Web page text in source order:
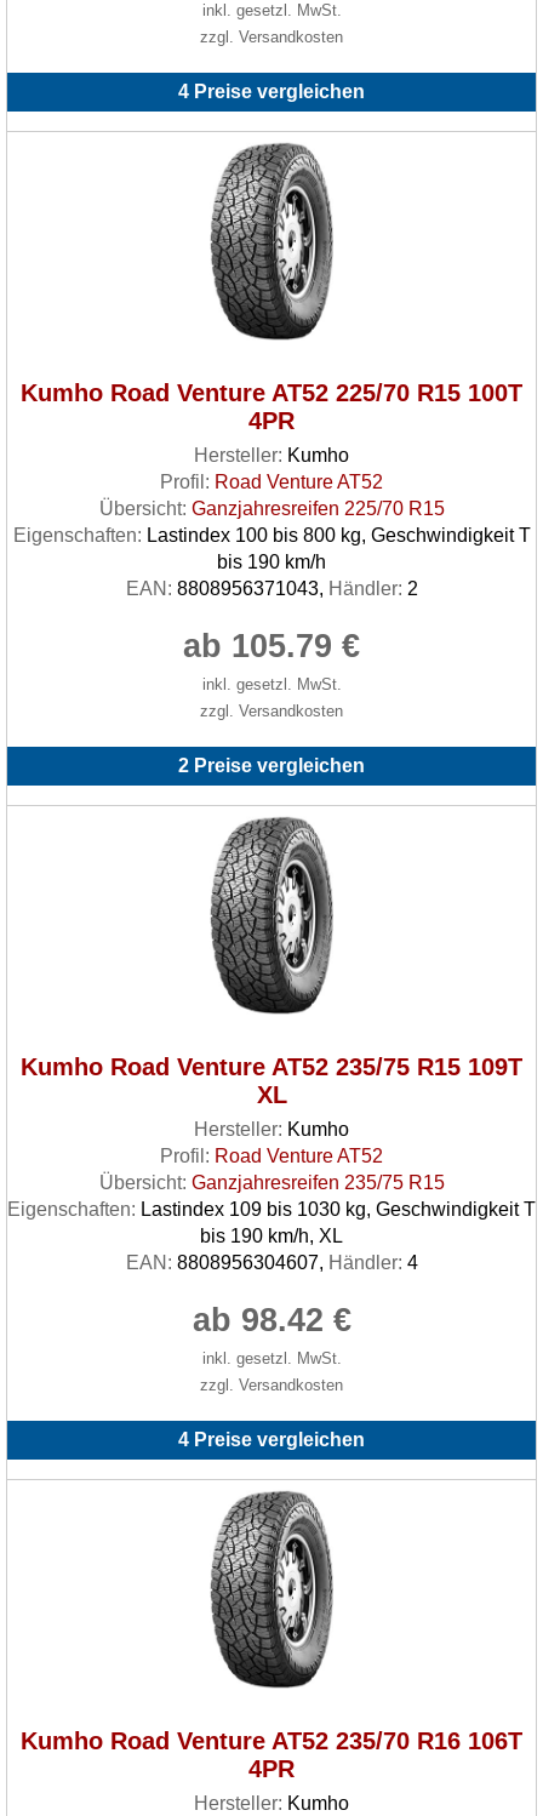
inkl. gesetzl. MwSt.
zzgl. Versandkosten
4 Preise vergleichen
Kumho Road Venture AT52 225/70 R15 100T
4PR
Hersteller: Kumho
Profil: Road Venture AT52
Übersicht: Ganzjahresreifen 225/70 R15
Eigenschaften: Lastindex 100 bis 800 kg, Geschwindigkeit T
bis 190 km/h
EAN: 8808956371043, Händler: 2
ab 105.79 €
inkl. gesetzl. MwSt.
zzgl. Versandkosten
2 Preise vergleichen
Kumho Road Venture AT52 235/75 R15 109T
XL
Hersteller: Kumho
Profil: Road Venture AT52
Übersicht: Ganzjahresreifen 235/75 R15
Eigenschaften: Lastindex 109 bis 1030 kg, Geschwindigkeit T
bis 190 km/h, XL
EAN: 8808956304607, Händler: 4
ab 98.42 €
inkl. gesetzl. MwSt.
zzgl. Versandkosten
4 Preise vergleichen
Kumho Road Venture AT52 235/70 R16 106T
4PR
Hersteller: Kumho